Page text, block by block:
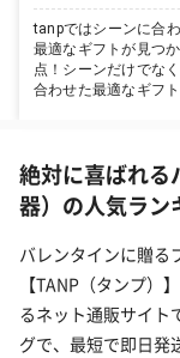
tanpではシーンに合
最適なギフトが見つ
点！シーンだけでな
合わせた最適なギフ
絶対に喜ばれる
器）の人気ラン
バレンタインに贈る
【TANP（タンプ）
るネット通販サイト
グで、最短で即日発